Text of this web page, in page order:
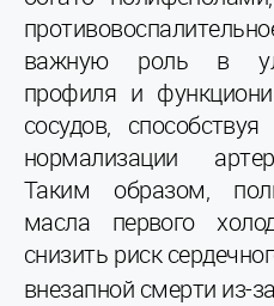
важную роль в
профиля и
сосудов,
нормализации
Таким образом,
масла первого
снизить риск
внезапной смерти из-